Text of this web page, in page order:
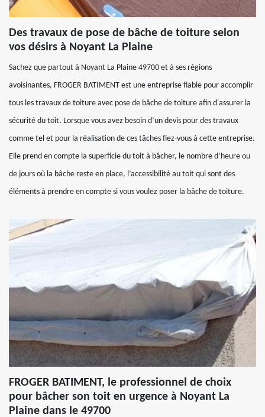
Des travaux de pose de bâche de toiture selon
vos désirs à Noyant La Plaine
Sachez que partout à Noyant La Plaine 49700 et à ses régions
avoisinantes, FROGER BATIMENT est une entreprise fiable pour accomplir
tous les travaux de toiture avec pose de bâche de toiture afin d'assurer la
sécurité du toit. Lorsque vous avez besoin d’un devis pour des travaux
comme tel et pour la réalisation de ces tâches fiez-vous à cette entreprise.
Elle prend en compte la superficie du toit à bâcher, le nombre d’heure ou
de jours où la bâche reste en place, l’accessibilité au toit qui sont des
éléments à prendre en compte si vous voulez poser la bâche de toiture.
FROGER BATIMENT, le professionnel de choix
pour bâcher son toit en urgence à Noyant La
Plaine dans le 49700